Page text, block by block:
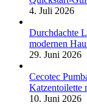
4. Juli 2026
Durchdachte
modernen
29. Juni 2026
Cecotec
Katzentoilette
10. Juni 2026